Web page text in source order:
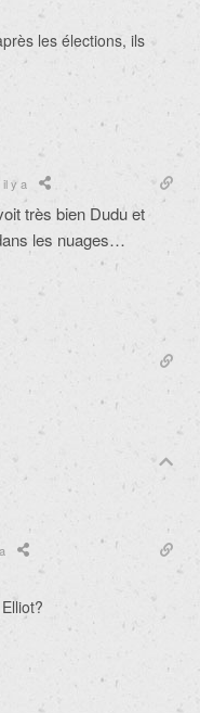
les élections, ils
y a
très bien Dudu et
les nuages…